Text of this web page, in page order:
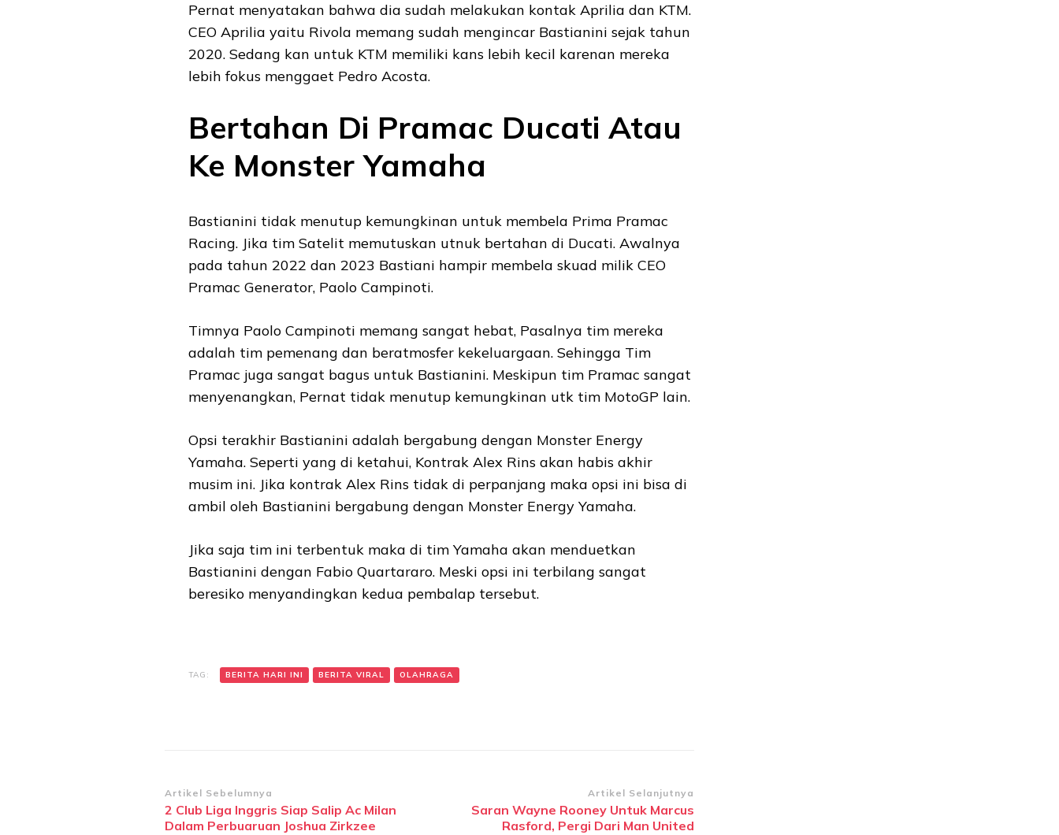
Pernat menyatakan bahwa dia sudah melakukan kontak Aprilia dan KTM.
CEO Aprilia yaitu Rivola memang sudah mengincar Bastianini sejak tahun
2020. Sedang kan untuk KTM memiliki kans lebih kecil karenan mereka
lebih fokus menggaet Pedro Acosta.
Bertahan Di Pramac Ducati Atau
Ke Monster Yamaha
Bastianini tidak menutup kemungkinan untuk membela Prima Pramac
Racing. Jika tim Satelit memutuskan utnuk bertahan di Ducati. Awalnya
pada tahun 2022 dan 2023 Bastiani hampir membela skuad milik CEO
Pramac Generator, Paolo Campinoti.
Timnya Paolo Campinoti memang sangat hebat, Pasalnya tim mereka
adalah tim pemenang dan beratmosfer kekeluargaan. Sehingga Tim
Pramac juga sangat bagus untuk Bastianini. Meskipun tim Pramac sangat
menyenangkan, Pernat tidak menutup kemungkinan utk tim MotoGP lain.
Opsi terakhir Bastianini adalah bergabung dengan Monster Energy
Yamaha. Seperti yang di ketahui, Kontrak Alex Rins akan habis akhir
musim ini. Jika kontrak Alex Rins tidak di perpanjang maka opsi ini bisa di
ambil oleh Bastianini bergabung dengan Monster Energy Yamaha.
Jika saja tim ini terbentuk maka di tim Yamaha akan menduetkan
Bastianini dengan Fabio Quartararo. Meski opsi ini terbilang sangat
beresiko menyandingkan kedua pembalap tersebut.
TAG: BERITA HARI INI BERITA VIRAL OLAHRAGA
Navigasi
Artikel
Artikel Sebelumnya
2 Club Liga Inggris Siap Salip Ac Milan
Dalam Perbuaruan Joshua Zirkzee
Artikel Selanjutnya
Saran Wayne Rooney Untuk Marcus
Rasford, Pergi Dari Man United